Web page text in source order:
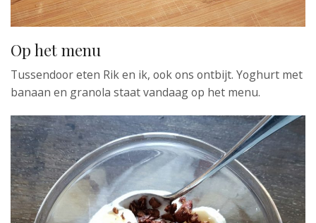
Op het menu
Tussendoor eten Rik en ik, ook ons ontbijt. Yoghurt met
banaan en granola staat vandaag op het menu.